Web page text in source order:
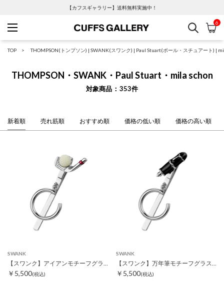
【カフスギャラリー】送料無料実施中！
Cuffs Gallery
検索 カ
6
TOP THOMPSON(トンプソン) | SWANK(スワンク) | Paul Stuart(ポール・スチュアート) |
THOMPSON・SWANK・Paul Stuart・mila schon
対象商品 353件
新着順 売れ筋順 おすすめ順 価格の低い順 価格の高い順
SWANK
￥5,500(税込)
SWANK
￥5,500(税込)